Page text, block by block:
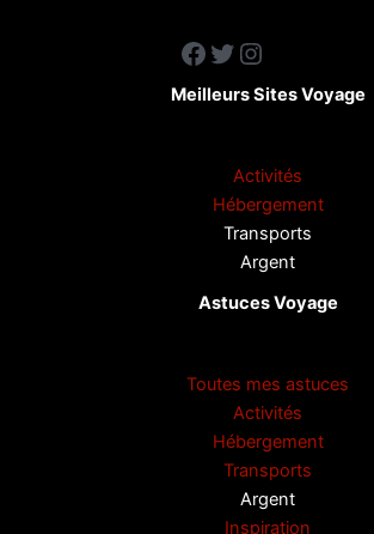
Facebook Twitter Instagram
Meilleurs Sites Voyage
Activités
Hébergement
Transports
Argent
Astuces Voyage
Toutes mes astuces
Activités
Hébergement
Transports
Argent
Inspiration